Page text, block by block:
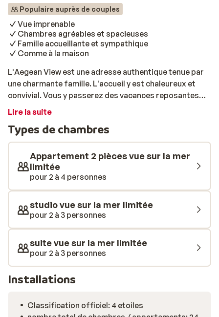
Populaire auprès de couples
Vue imprenable
Chambres agréables et spacieuses
Famille accueillante et sympathique
Comme à la maison
L'Aegean View est une adresse authentique tenue par
une charmante famille. L'accueil y est chaleureux et
convivial. Vous y passerez des vacances reposantes
bien méritées sur la magnifique île de Santorin. Vous y
rafraichissantes. Quant aux enfants, ils pourront
s'amuser dans la piscine séparée pour enfants. En
moins de 10 minutes de marche, vous serez à la plage
de galets et au boulevard animé avec ses tavernes et
bars. Il est également possible de manger un morceau à
l'Aegean View et de trinquer ensuite à vos vacances!
Lire la suite
Types de chambres
Appartement 2 pièces vue sur la mer
limitée
pour 2 à 4 personnes
studio vue sur la mer limitée
pour 2 à 3 personnes
suite vue sur la mer limitée
pour 2 à 3 personnes
Installations
Classification officiel: 4 etoiles